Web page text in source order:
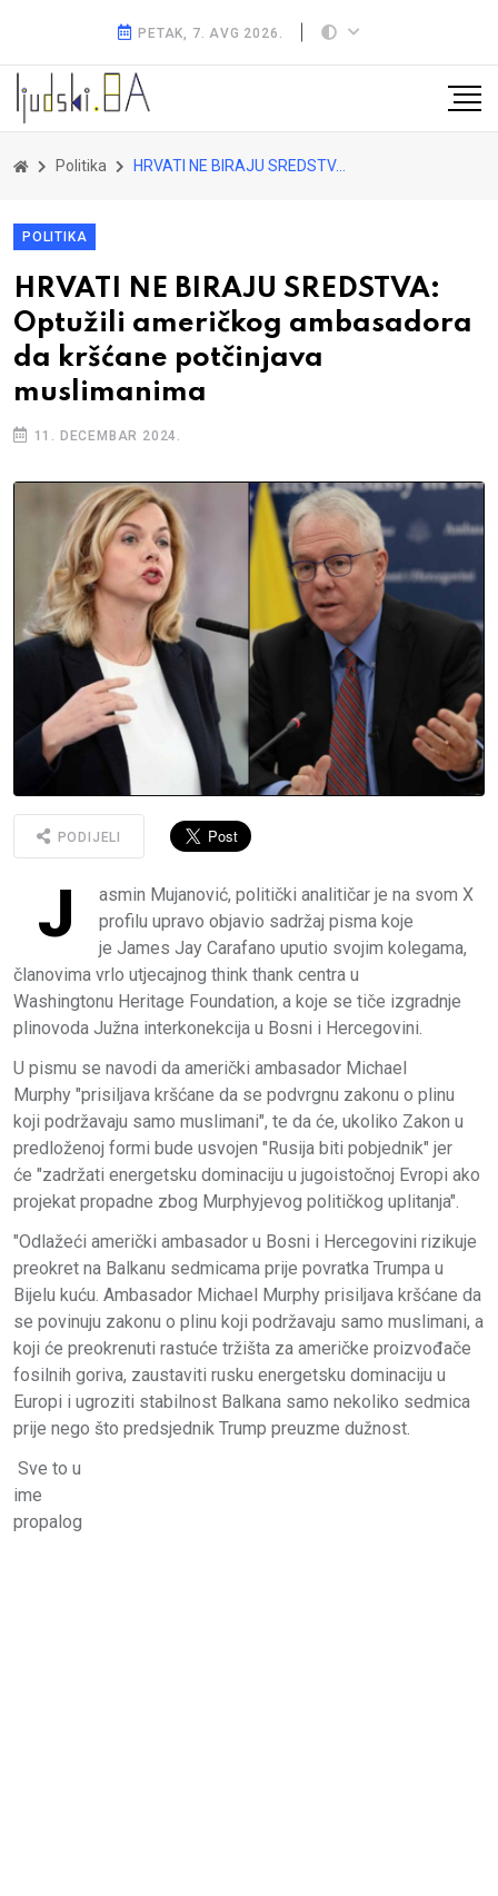
PETAK, 7. AVG 2026.
Politika HRVATI NE BIRAJU SREDSTVA: Optužili američkog ambasadora da kršćane potčinjava muslimanima
POLITIKA
HRVATI NE BIRAJU SREDSTVA:
Optužili američkog ambasadora
da kršćane potčinjava
muslimanima
11. DECEMBAR 2024.
PODIJELI
J
asmin Mujanović, politički analitičar je na svom X
profilu upravo objavio sadržaj pisma koje
je James Jay Carafano uputio svojim kolegama,
članovima vrlo utjecajnog think thank centra u
Washingtonu Heritage Foundation, a koje se tiče izgradnje
plinovoda Južna interkonekcija u Bosni i Hercegovini.
U pismu se navodi da američki ambasador Michael
Murphy "prisiljava kršćane da se podvrgnu zakonu o plinu
koji podržavaju samo muslimani", te da će, ukoliko Zakon u
predloženoj formi bude usvojen "Rusija biti pobjednik" jer
će "zadržati energetsku dominaciju u jugoistočnoj Evropi ako
projekat propadne zbog Murphyjevog političkog uplitanja".
"Odlažeći američki ambasador u Bosni i Hercegovini rizikuje
preokret na Balkanu sedmicama prije povratka Trumpa u
Bijelu kuću. Ambasador Michael Murphy prisiljava kršćane da
se povinuju zakonu o plinu koji podržavaju samo muslimani, a
koji će preokrenuti rastuće tržišta za američke proizvođače
fosilnih goriva, zaustaviti rusku energetsku dominaciju u
Europi i ugroziti stabilnost Balkana samo nekoliko sedmica
prije nego što predsjednik Trump preuzme dužnost.
Sve to u
ime
propalog